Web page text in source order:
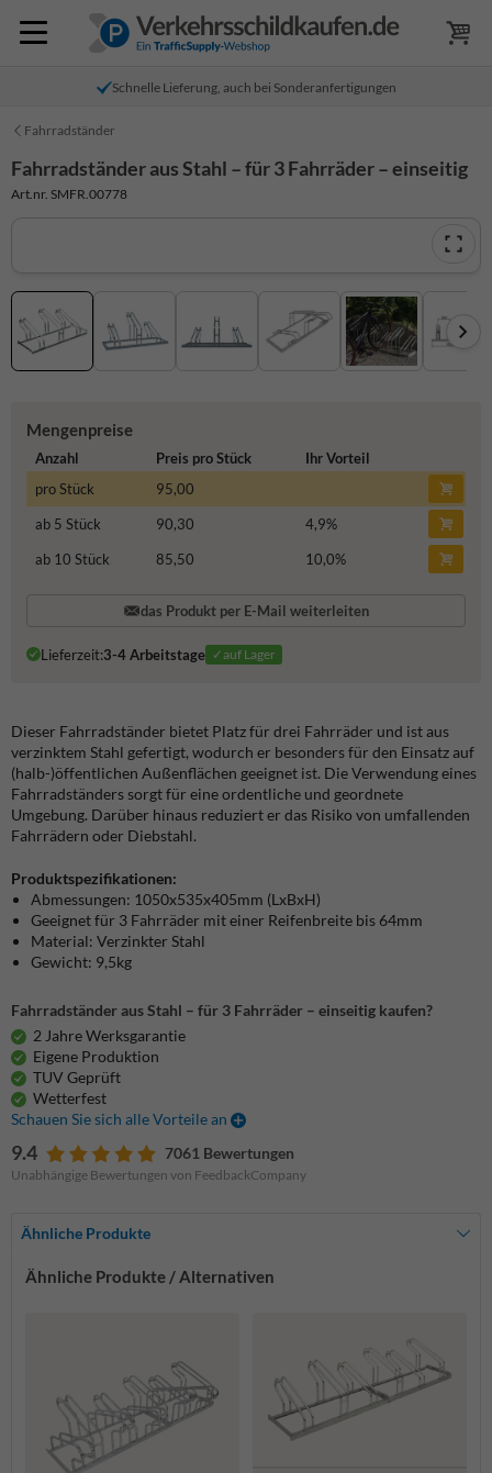
Schnelle Lieferung, auch bei Sonderanfertigungen
Fahrradständer
Fahrradständer aus Stahl – für 3 Fahrräder – einseitig
Art.nr. SMFR.00778
Mengenpreise
Anzahl Preis pro Stück
Ihr Vorteil
pro Stück
95,00
ab 5 Stück
90,30 4,9%
ab 10 Stück
85,50 10,0%
das Produkt per E-Mail weiterleiten
Lieferzeit:3-4 Arbeitstage ✓auf Lager
Dieser Fahrradständer bietet Platz für drei Fahrräder und ist aus
verzinktem Stahl gefertigt, wodurch er besonders für den Einsatz auf
(halb-)öffentlichen Außenflächen geeignet ist. Die Verwendung eines
Fahrradständers sorgt für eine ordentliche und geordnete
Umgebung. Darüber hinaus reduziert er das Risiko von umfallenden
Fahrrädern oder Diebstahl.
Produktspezifikationen:
Abmessungen: 1050x535x405mm (LxBxH)
Geeignet für 3 Fahrräder mit einer Reifenbreite bis 64mm
Material: Verzinkter Stahl
Gewicht: 9,5kg
Fahrradständer aus Stahl – für 3 Fahrräder – einseitig kaufen?
2 Jahre Werksgarantie
Eigene Produktion
TUV Geprüft
Wetterfest
Schauen Sie sich alle Vorteile an
9.4 7061 Bewertungen
Unabhängige Bewertungen von FeedbackCompany
Ähnliche Produkte
Ähnliche Produkte / Alternativen